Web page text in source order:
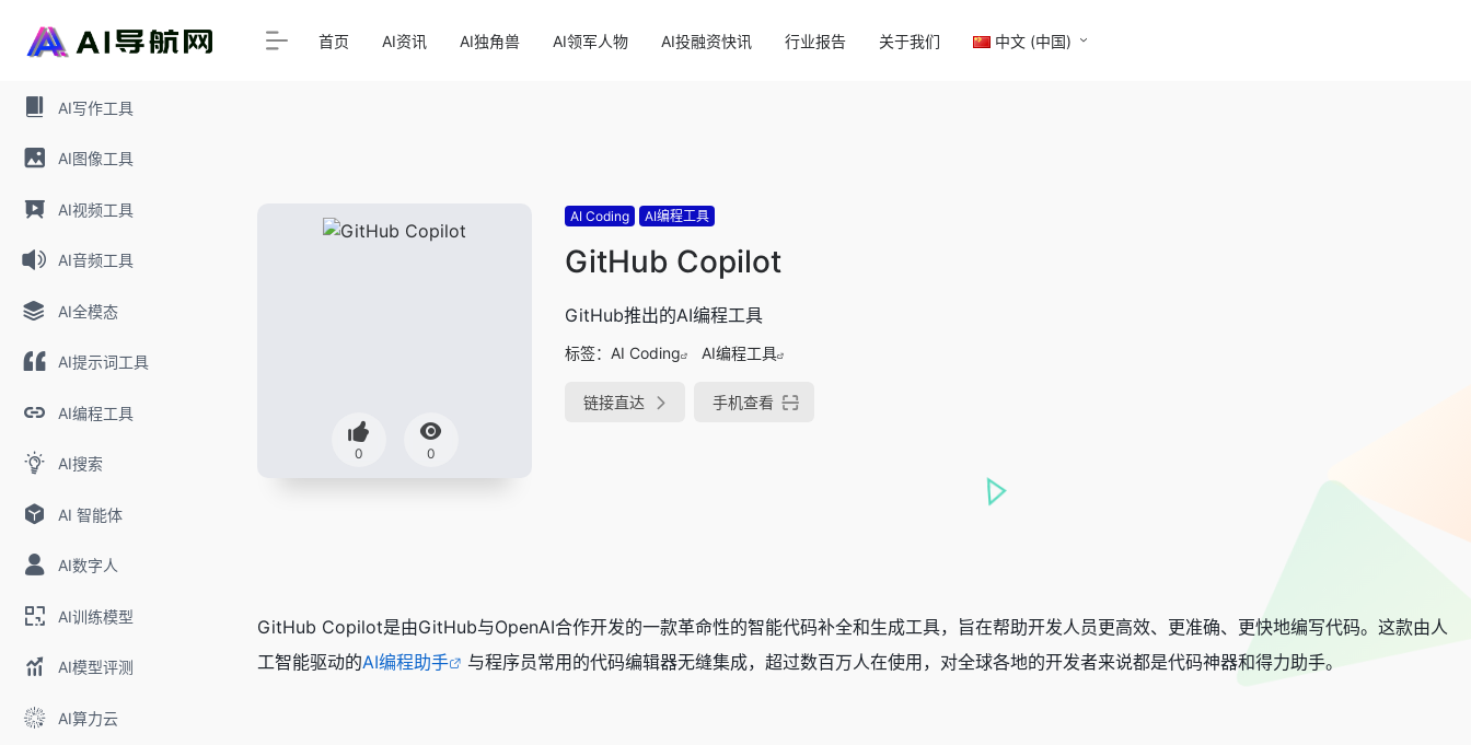
AI写作工具
AI图像工具
AI视频工具
AI音频工具
AI全模态
AI提示词工具
AI编程工具
AI搜索
AI 智能体
AI数字人
AI训练模型
AI模型评测
AI算力云
首页 AI资讯 AI独角兽 AI领军人物 AI投融资快讯 行业报告 关于我们 中文 (中国)
0 0
AI Coding AI编程工具
GitHub Copilot
GitHub推出的AI编程工具
标签： AI Coding AI编程工具
链接直达 手机查看
GitHub Copilot是由GitHub与OpenAI合作开发的一款革命性的智能代码补全和生成工具，旨在帮助开发人员更高效、更准确、更快地编写代码。这款由人
工智能驱动的AI编程助手 与程序员常用的代码编辑器无缝集成，超过数百万人在使用，对全球各地的开发者来说都是代码神器和得力助手。